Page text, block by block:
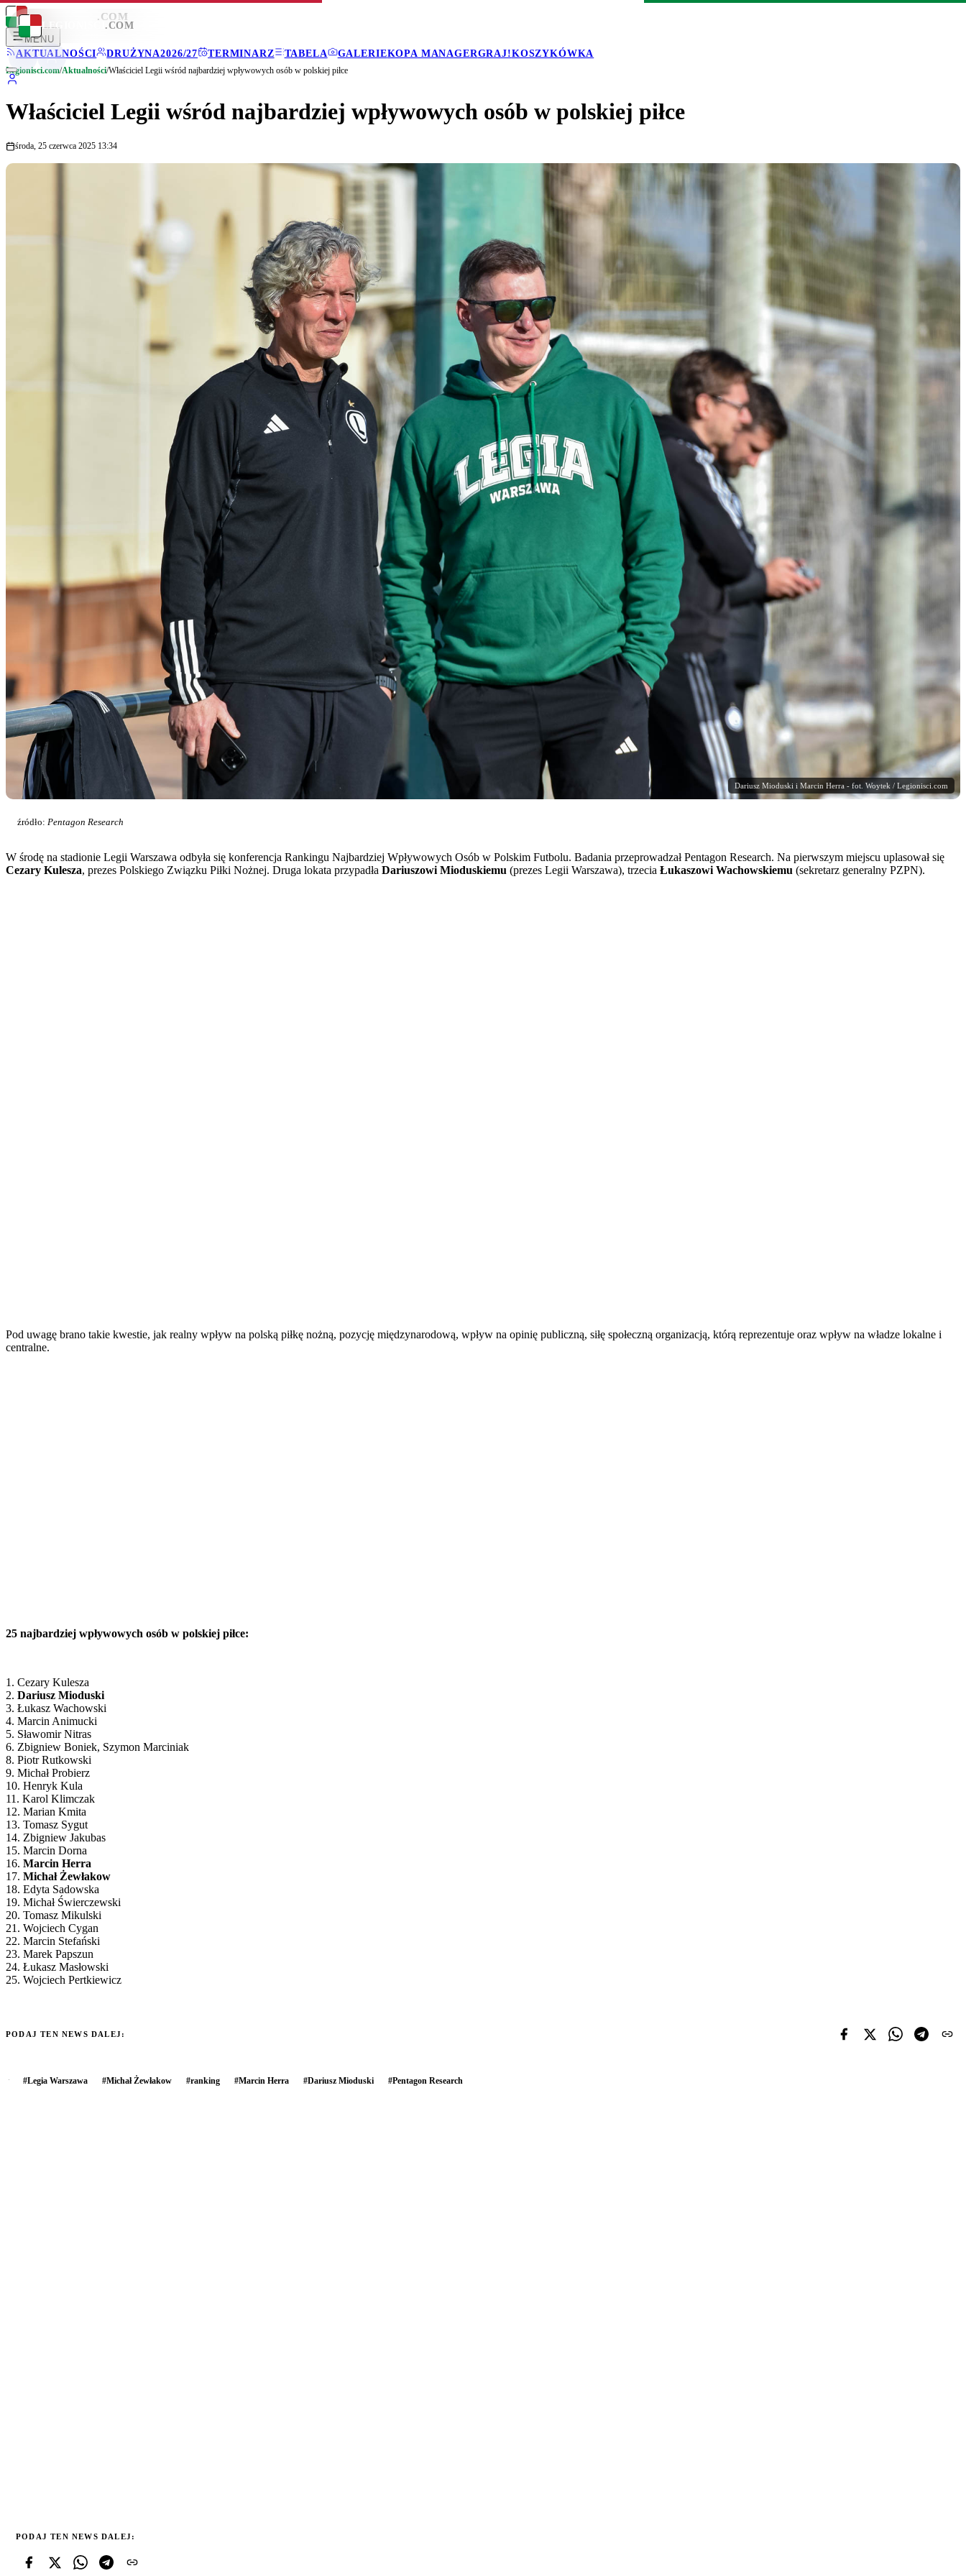
LEGIONISCI .COM
MENU
AKTUALNOŚCI
DRUŻYNA2026/27 TERMINARZ TABELA GALERIEKOPA MANAGERGRAJ!KOSZYKÓWKA
LEGIONISCI .COM
Legionisci.com/Aktualności/Właściciel Legii wśród najbardziej wpływowych osób w polskiej piłce
Właściciel Legii wśród najbardziej wpływowych osób w polskiej piłce
środa, 25 czerwca 2025 13:34
Dariusz Mioduski i Marcin Herra - fot. Woytek / Legionisci.com
źródło: Pentagon Research
W środę na stadionie Legii Warszawa odbyła się konferencja Rankingu Najbardziej Wpływowych Osób w Polskim Futbolu. Badania przeprowadzał Pentagon Research. Na pierwszym miejscu uplasował się
Cezary Kulesza, prezes Polskiego Związku Piłki Nożnej. Druga lokata przypadła Dariuszowi Mioduskiemu (prezes Legii Warszawa), trzecia Łukaszowi Wachowskiemu (sekretarz generalny PZPN).
Pod uwagę brano takie kwestie, jak realny wpływ na polską piłkę nożną, pozycję międzynarodową, wpływ na opinię publiczną, siłę społeczną organizacją, którą reprezentuje oraz wpływ na władze lokalne i
centralne.
25 najbardziej wpływowych osób w polskiej piłce:
1. Cezary Kulesza
2. Dariusz Mioduski
3. Łukasz Wachowski
4. Marcin Animucki
5. Sławomir Nitras
6. Zbigniew Boniek, Szymon Marciniak
8. Piotr Rutkowski
9. Michał Probierz
10. Henryk Kula
11. Karol Klimczak
12. Marian Kmita
13. Tomasz Sygut
14. Zbigniew Jakubas
15. Marcin Dorna
16. Marcin Herra
17. Michał Żewłakow
18. Edyta Sadowska
19. Michał Świerczewski
20. Tomasz Mikulski
21. Wojciech Cygan
22. Marcin Stefański
23. Marek Papszun
24. Łukasz Masłowski
25. Wojciech Pertkiewicz
PODAJ TEN NEWS DALEJ:
#Legia Warszawa #Michał Żewłakow #ranking #Marcin Herra #Dariusz Mioduski #Pentagon Research
PODAJ TEN NEWS DALEJ: